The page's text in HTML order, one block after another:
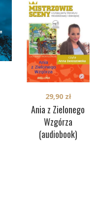
Ania z Zielonego
Wzgórza
(audiobook)
29,90 zł